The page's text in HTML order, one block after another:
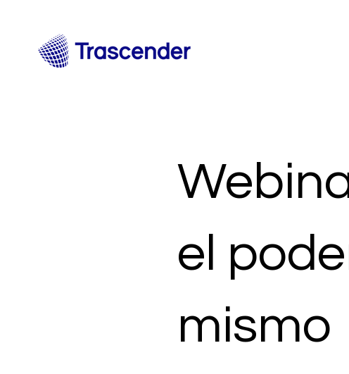
el
mismo